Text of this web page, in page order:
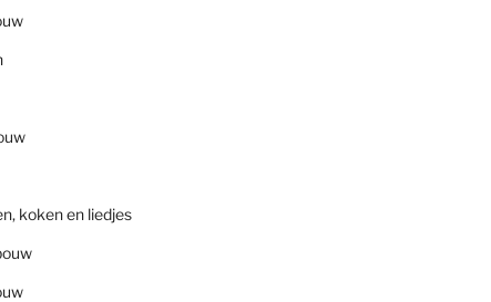
koken en liedjes